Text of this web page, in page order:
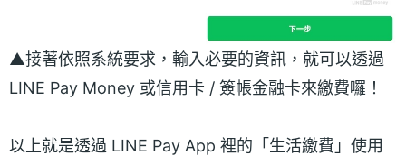
▲接著依照系統要求，輸入必要的資訊，就可以透過
LINE Pay Money 或信用卡 / 簽帳金融卡來繳費囉！
以上就是透過 LINE Pay App 裡的「生活繳費」使用